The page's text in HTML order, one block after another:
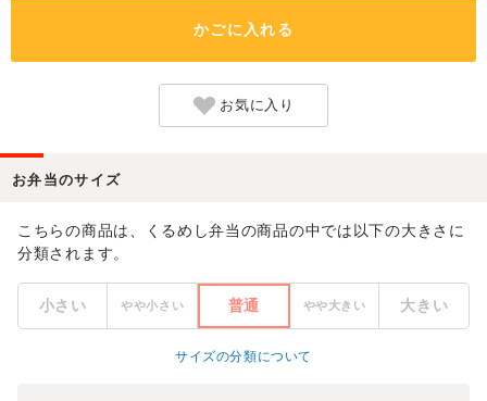
かごに入れる
お気に入り
お弁当のサイズ
こちらの商品は、くるめし弁当の商品の中では以下の大きさに
分類されます。
小さい やや小さい 普通 やや大きい 大きい
サイズの分類について